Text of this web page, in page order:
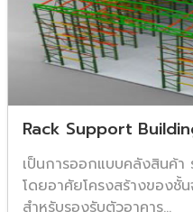
Rack Support
เป็นการออกแบบคลังสินค้า
โดยอาศัยโครงสร้างของชั้
สำหรับรองรับตัวอาคาร...